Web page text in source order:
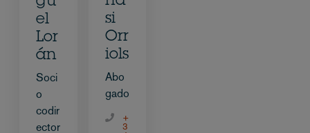
el
Lor
án
Soci
o
codir
ector
si
Orr
iols
Abo
gado
+
3